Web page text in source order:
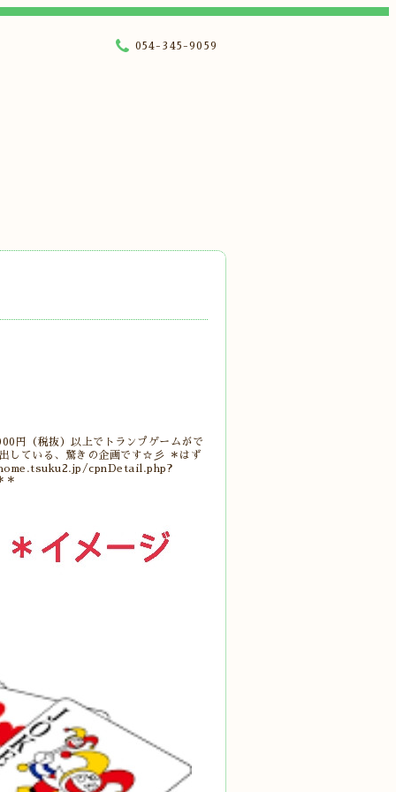
054-345-9059
円（税抜）以上でトランプゲームがで
している、驚きの企画です☆彡 ＊はず
home.tsuku2.jp/cpnDetail.php?
＊